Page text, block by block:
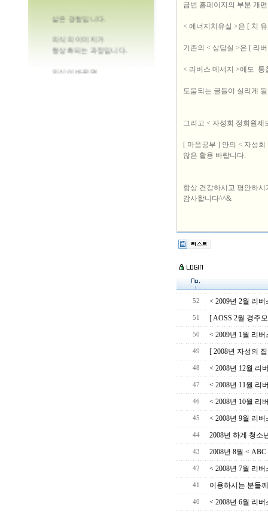
삶은 경험입니다.
의식의 이미지가
형상화되는 과정입니다.
의식이 바뀌면
금번 홈페이지의 부분 개
< 에너지치유실 >은 [ 치
기존의 < 상담실 >은 [ 리
< 리버스 메세지 >에도 통
도움되는 글들이 실리게
그리고 < 자성회 정회원제
[ 마음공부 ] 안의 < 자성
많은 활용 바랍니다.
항상 건강하시고 평안하
감사합니다^^&
52 < 2009년 2월 리
51 [ AOSS 2월 경주
50 < 2009년 1월 리
49 [ 2008년 자성의
48 < 2008년 12월 리
47 < 2008년 11월 리
46 < 2008년 10월 리
45 < 2008년 9월 리
44 2008년 하계 청소
43 2008년 8월 <
42 < 2008년 7월 리
41 이용하시는 분들
40 < 2008년 6월 리